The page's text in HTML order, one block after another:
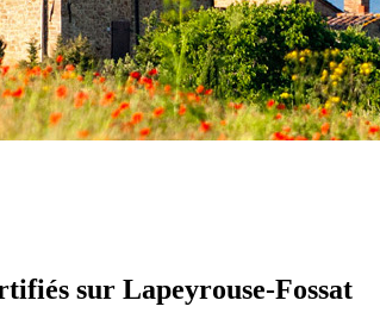
sur Lapeyrouse-Fossat